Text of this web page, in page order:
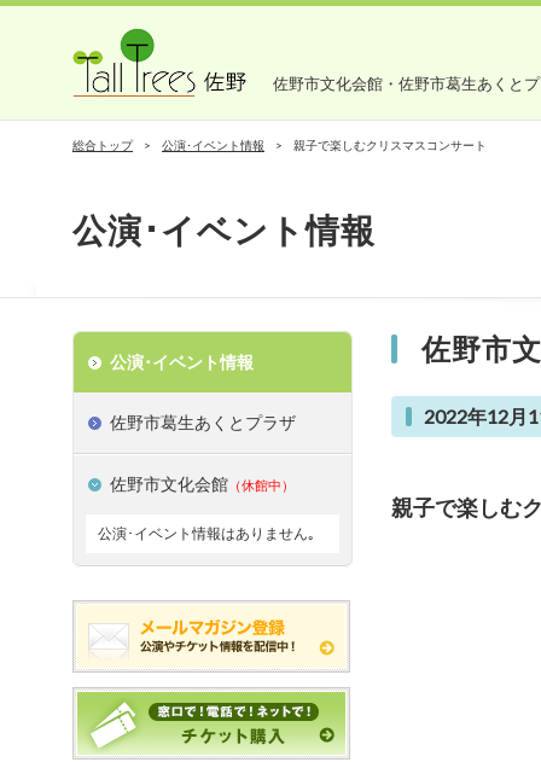
佐野市文化会館・佐野市葛生あくと
総合トップ 公演･イベント情報 親子で楽しむクリスマスコンサート
公演･イベント情報
佐野市
2022年12月
親子で楽しむ
公演･イベント情報
佐野市葛生あくとプラザ
佐野市文化会館 （休館中）
公演･イベント情報はありません｡